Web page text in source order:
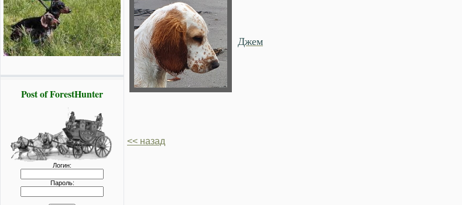
Post of ForestHunter
Логин:
Пароль:
Джем
<< назад